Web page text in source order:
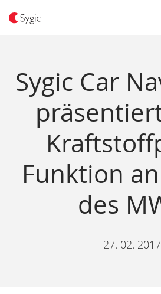
Sygic Car
Funktion
des
27. 02. 2017